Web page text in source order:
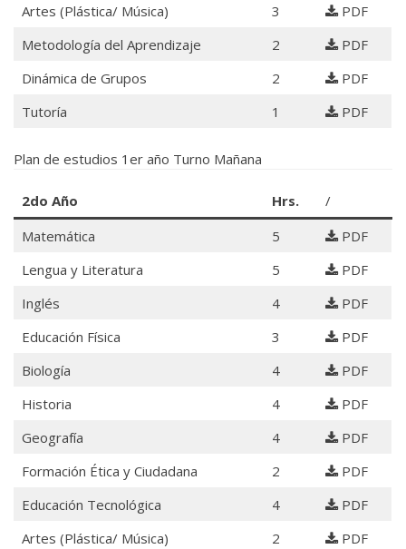
Artes (Plástica/ Música)
3
PDF
Metodología del Aprendizaje
2
PDF
Dinámica de Grupos
2
PDF
Tutoría
1 PDF
Plan de estudios 1er año Turno Mañana
2do Año Hrs.
/
Matemática
5
PDF
Lengua y Literatura
5
PDF
Inglés
4
PDF
Educación Física
3
PDF
Biología
4
PDF
Historia
4
PDF
Geografía
4
PDF
Formación Ética y Ciudadana
2
PDF
Educación Tecnológica
4
PDF
Artes (Plástica/ Música)
2
PDF